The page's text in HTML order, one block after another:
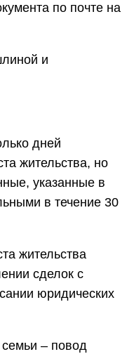
по почте на
и
дней
жительства, но
указанные в
в течение 30
жительства
сделок с
юридических
– повод